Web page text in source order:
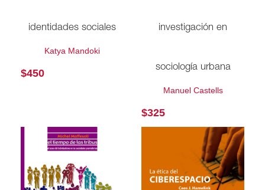
identidades sociales
Katya Mandoki
$450
investigación en
sociología urbana
Manuel Castells
$325